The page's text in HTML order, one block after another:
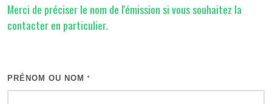
Merci de préciser le nom de l'émission si vous souhaitez la
contacter en particulier.
PRÉNOM OU NOM *